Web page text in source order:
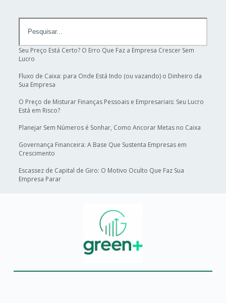
Seu Preço Está Certo? O Erro Que Faz a Empresa Crescer Sem
Lucro
Fluxo de Caixa: para Onde Está Indo (ou vazando) o Dinheiro da
Sua Empresa
O Preço de Misturar Finanças Pessoais e Empresariais: Seu Lucro
Está em Risco?
Planejar Sem Números é Sonhar, Como Ancorar Metas no Caixa
Governança Financeira: A Base Que Sustenta Empresas em
Crescimento
Escassez de Capital de Giro: O Motivo Oculto Que Faz Sua
Empresa Parar